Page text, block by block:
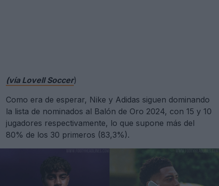
(vía Lovell Soccer)
Como era de esperar, Nike y Adidas siguen dominando
la lista de nominados al Balón de Oro 2024, con 15 y 10
jugadores respectivamente, lo que supone más del
80% de los 30 primeros (83,3%).